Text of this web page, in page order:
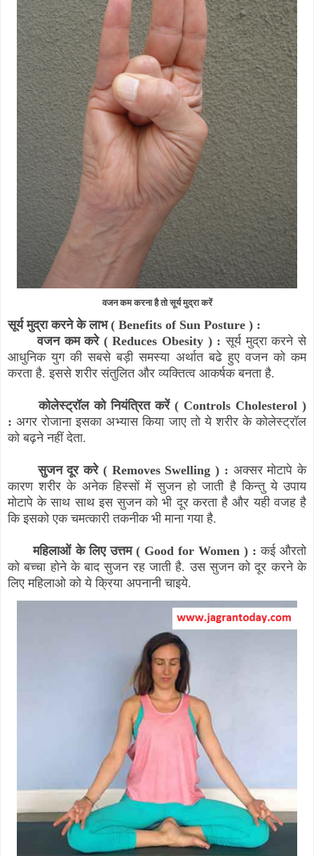
वजन कम करना है तो सूर्य मुद्रा करें
सूर्य मुद्रा करने के लाभ ( Benefits of Sun Posture ) :
वजन कम करे ( Reduces Obesity ) : सूर्य मुद्रा करने से
आधुनिक युग की सबसे बड़ी समस्या अर्थात बढे हुए वजन को कम
करता है. इससे शरीर संतुलित और व्यक्तित्व आकर्षक बनता है.
कोलेस्ट्रॉल को नियंत्रित करें ( Controls Cholesterol )
: अगर रोजाना इसका अभ्यास किया जाए तो ये शरीर के कोलेस्ट्रॉल
को बढ़ने नहीं देता.
सुजन दूर करे ( Removes Swelling ) : अक्सर मोटापे के
कारण शरीर के अनेक हिस्सों में सुजन हो जाती है किन्तु ये उपाय
मोटापे के साथ साथ इस सुजन को भी दूर करता है और यही वजह है
कि इसको एक चमत्कारी तकनीक भी माना गया है.
महिलाओं के लिए उत्तम ( Good for Women ) : कई औरतो
को बच्चा होने के बाद सुजन रह जाती है. उस सुजन को दूर करने के
लिए महिलाओ को ये क्रिया अपनानी चाइये.